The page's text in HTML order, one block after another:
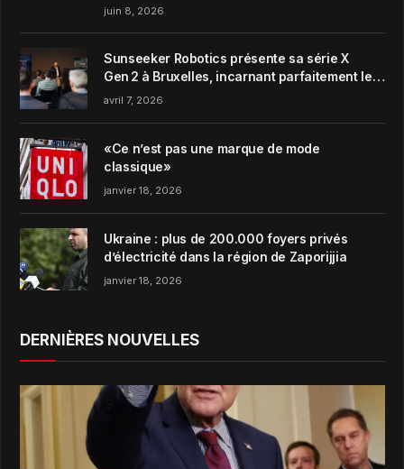
juin 8, 2026
Sunseeker Robotics présente sa série X
Gen 2 à Bruxelles, incarnant parfaitement le
concept de Garden Harmony de la marque
avril 7, 2026
«Ce n’est pas une marque de mode
classique»
janvier 18, 2026
Ukraine : plus de 200.000 foyers privés
d’électricité dans la région de Zaporijjia
janvier 18, 2026
DERNIÈRES NOUVELLES